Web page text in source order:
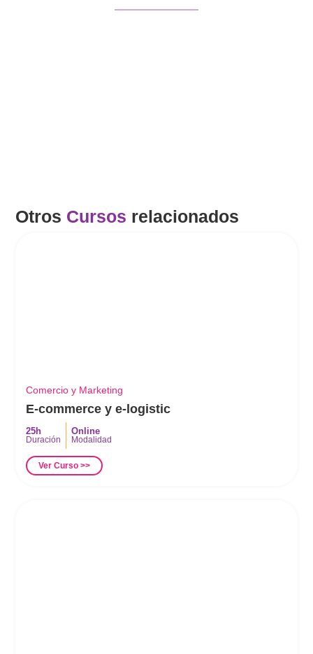
Otros Cursos relacionados
Comercio y Marketing
E-commerce y e-logistic
25h
Duración
Online
Modalidad
Ver Curso >>